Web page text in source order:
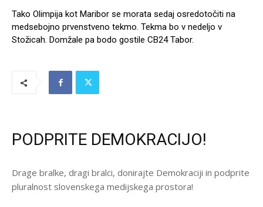
Tako Olimpija kot Maribor se morata sedaj osredotočiti na
medsebojno prvenstveno tekmo. Tekma bo v nedeljo v
Stožicah. Domžale pa bodo gostile CB24 Tabor.
PODPRITE DEMOKRACIJO!
Drage bralke, dragi bralci, donirajte Demokraciji in podprite
pluralnost slovenskega medijskega prostora!